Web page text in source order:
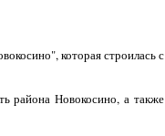
которая строилась с
района Новокосино, а также